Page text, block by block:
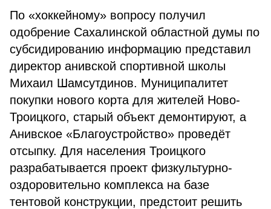
По «хоккейному» вопросу получил
одобрение Сахалинской областной думы по
субсидированию информацию представил
директор анивской спортивной школы
Михаил Шамсутдинов. Муниципалитет
покупки нового корта для жителей Ново-
Троицкого, старый объект демонтируют, а
Анивское «Благоустройство» проведёт
отсыпку. Для населения Троицкого
разрабатывается проект физкультурно-
оздоровительно комплекса на базе
тентовой конструкции, предстоит решить